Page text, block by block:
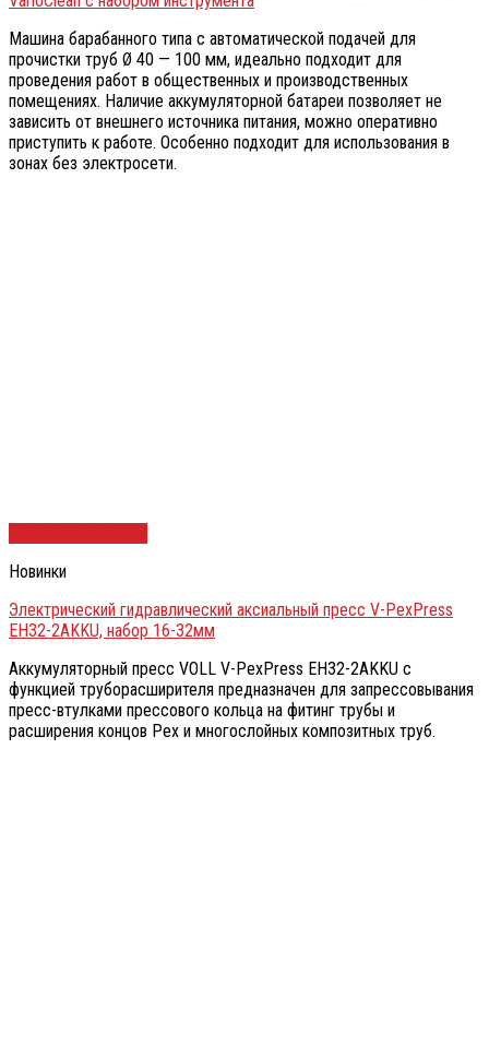
Машина барабанного типа с автоматической подачей для
прочистки труб Ø 40 — 100 мм, идеально подходит для
проведения работ в общественных и производственных
помещениях. Наличие аккумуляторной батареи позволяет не
зависить от внешнего источника питания, можно оперативно
приступить к работе. Особенно подходит для использования в
зонах без электросети.
Новинки
Электрический гидравлический аксиальный пресс V-PexPress
EH32-2AKKU, набор 16-32мм
Аккумуляторный пресс VOLL V-PexPress EH32-2AKKU с
функцией труборасширителя предназначен для запрессовывания
пресс-втулками прессового кольца на фитинг трубы и
расширения концов Pex и многослойных композитных труб.